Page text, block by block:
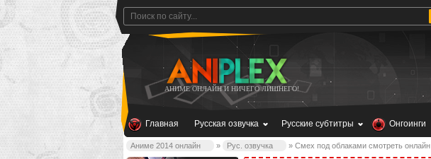
АНИМЕ ОНЛАЙН И НИЧЕГО ЛИШНЕГО!
Главная Русская озвучка Русские субтитры Онгоинги
Аниме 2014 онлайн » Рус. озвучка » Смех под облаками смотреть онлайн